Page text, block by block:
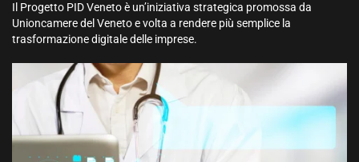
Il Progetto PID Veneto è un’iniziativa strategica promossa da
Unioncamere del Veneto e volta a rendere più semplice la
trasformazione digitale delle imprese.